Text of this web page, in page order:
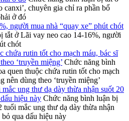
canxi’, chuyên gia chỉ ra phần bổ
ở đó
người mua nhà “quay xe” phút chót
tắt ở Lãi vay neo cao 14-16%, người
chót
chứa rutin tốt cho mạch máu, bác sĩ
‘truyền miệng’ Chức năng bình
quen thuộc chứa rutin tốt cho mạch
nên dùng theo ‘truyền miệng’
ung thư dạ dày thừa nhận suốt 20
hiệu này Chức năng bình luận bị
mắc ung thư dạ dày thừa nhận
qua dấu hiệu này